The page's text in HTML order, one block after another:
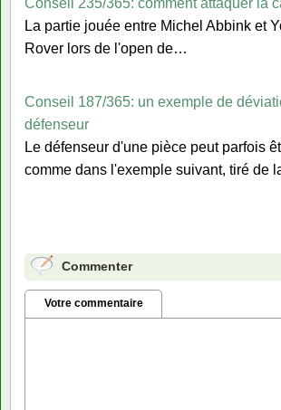
Conseil 235/365: comment attaquer la
La partie jouée entre Michel Abbink et
Rover lors de l'open de…
Conseil 187/365: un exemple de
défenseur
Le défenseur d'une pièce peut parfois
comme dans l'exemple suivant, tiré de
Commenter
Votre commentaire